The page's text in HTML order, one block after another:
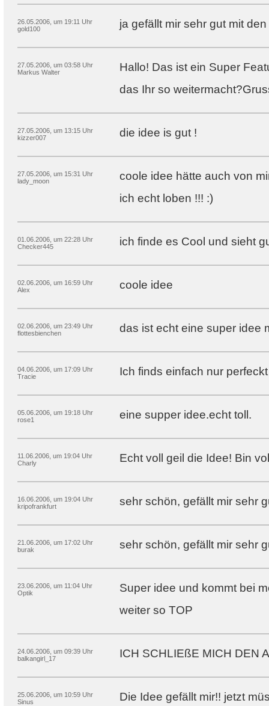
26.05.2006, um 19:11 Uhr
gold100
ja gefällt mir sehr gut mit
27.05.2006, um 03:58 Uhr
Markus Walter
Hallo! Das ist ein Super
das Ihr so
27.05.2006, um 13:15 Uhr
kizzer007
die idee is gut !
27.05.2006, um 15:31 Uhr
lady_moon
coole idee hätte auch von
ich echt loben !!! :)
01.06.2006, um 22:28 Uhr
Checker445
ich finde es Cool und sieht
02.06.2006, um 16:59 Uhr
Alex
coole idee
02.06.2006, um 23:49 Uhr
flottesbienchen
das ist echt eine super idee
04.06.2006, um 17:09 Uhr
Tracie
Ich finds einfach nur
05.06.2006, um 19:18 Uhr
rose1
eine supper idee.echt toll.
11.06.2006, um 19:04 Uhr
Charly
Echt voll geil die Idee! Bin
16.06.2006, um 19:04 Uhr
kripofrankfurt
sehr schön, gefällt mir sehr
21.06.2006, um 17:02 Uhr
burak
sehr schön, gefällt mir sehr
23.06.2006, um 11:04 Uhr
Optik
Super idee und kommt bei
weiter so TOP
24.06.2006, um 09:39 Uhr
balkangirl_17
ICH SCHLIEßE MICH DEN
25.06.2006, um 10:59 Uhr
Sinus
Die Idee gefällt mir!! jetzt